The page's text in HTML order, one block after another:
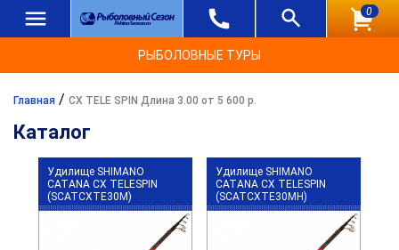
0
РЫБОЛОВНЫЕ ТУРЫ
Главная / CX TELE SPIN Длина 3.00 от 5 600 р.
Каталог
Удилище SHIMANO
CATANA CX TELESPIN
(SCATCXTE30M)
Удилище SHIMANO
CATANA CX TELESPIN
(SCATCXTE30MH)